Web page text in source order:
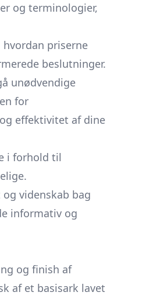
og terminologier,
priserne
beslutninger.
unødvendige
for
effektivitet af dine
i forhold til
videnskab bag
informativ og
og finish af
af et basisark lavet